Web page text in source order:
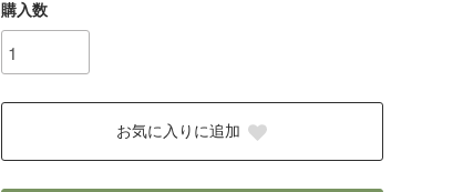
購入数
お気に入りに追加